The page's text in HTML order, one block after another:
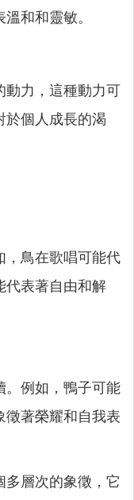
和和靈敏。
動力，這種動力可
於個人成長的渴
，鳥在歌唱可能代
代表著自由和解
。例如，鴨子可能
徵著榮耀和自我表
多層次的象徵，它